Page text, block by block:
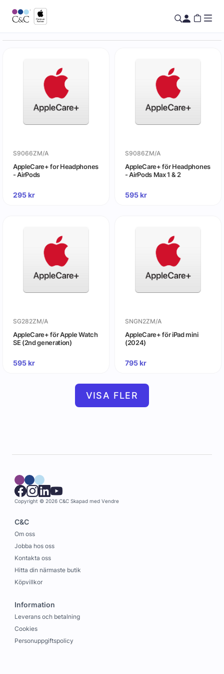
S9066ZM/A
AppleCare+ for Headphones
- AirPods
295kr
S9086ZM/A
AppleCare+ för Headphones
- AirPods Max 1 & 2
595kr
SG282ZM/A
AppleCare+ för Apple Watch
SE (2nd generation)
595kr
SNGN2ZM/A
AppleCare+ för iPad mini
(2024)
795kr
VISA FLER
Copyright © 2026 C&C Skapad med Vendre
C&C
Om oss
Jobba hos oss
Kontakta oss
Hitta din närmaste butik
Köpvillkor
Information
Leverans och betalning
Cookies
Personuppgiftspolicy